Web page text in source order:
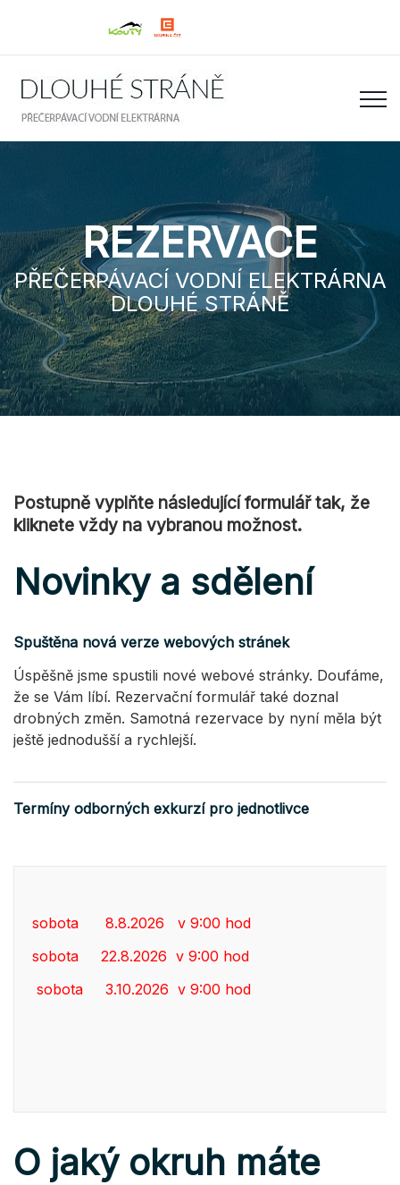
REZERVACE
PŘEČERPÁVACÍ VODNÍ ELEKTRÁRNA
DLOUHÉ STRÁNĚ
Postupně vyplňte následující formulář tak, že
kliknete vždy na vybranou možnost.
Novinky a sdělení
Spuštěna nová verze webových stránek
Úspěšně jsme spustili nové webové stránky. Doufáme,
že se Vám líbí. Rezervační formulář také doznal
drobných změn. Samotná rezervace by nyní měla být
ještě jednodušší a rychlejší.
Termíny odborných exkurzí pro jednotlivce
sobota 8.8.2026 v 9:00 hod
sobota 22.8.2026 v 9:00 hod
sobota 3.10.2026 v 9:00 hod
O jaký okruh máte